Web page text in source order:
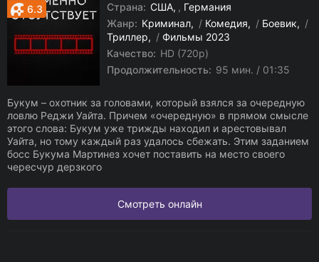
6.3
Страна: США , Германия
Жанр: Криминал / Комедия / Боевик
/
Триллер
/ Фильмы 2023
Качество: HD (720p)
Продолжительность: 95 мин. / 01:35
Букум – охотник за головами, который взялся за очередную
ловлю Реджи Уайта. Причем «очередную» в прямом смысле
этого слова: Букум уже трижды находил и арестовывал
Уайта, но тому каждый раз удалось сбежать. Этим заданием
босс Букума Мартинез хочет поставить на место своего
чересчур дерзкого
Смотреть онлайн